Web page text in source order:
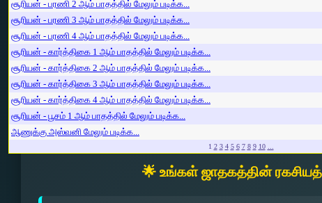
சூரியன் - பரணி 2 ஆம் பாதத்தில் மேலும் படிக்க...
சூரியன் - பரணி 3 ஆம் பாதத்தில் மேலும் படிக்க...
சூரியன் - பரணி 4 ஆம் பாதத்தில் மேலும் படிக்க...
சூரியன் - கார்த்திகை 1 ஆம் பாதத்தில் மேலும் படிக்க...
சூரியன் - கார்த்திகை 2 ஆம் பாதத்தில் மேலும் படிக்க...
சூரியன் - கார்த்திகை 3 ஆம் பாதத்தில் மேலும் படிக்க...
சூரியன் - கார்த்திகை 4 ஆம் பாதத்தில் மேலும் படிக்க...
சூரியன் - பூசம் 1 ஆம் பாதத்தில் மேலும் படிக்க...
ஆணுக்கு அஸ்வனி மேலும் படிக்க...
1 2 3 4 5 6 7 8 9 10 ...
🌟 உங்கள் ஜாதகத்தின்